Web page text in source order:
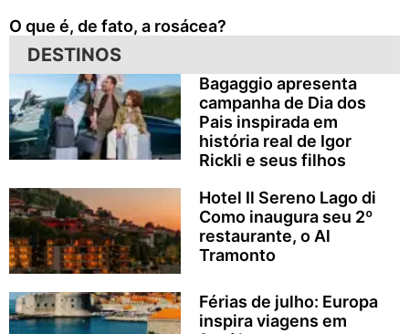
O que é, de fato, a rosácea?
DESTINOS
Bagaggio apresenta
campanha de Dia dos
Pais inspirada em
história real de Igor
Rickli e seus filhos
Hotel Il Sereno Lago di
Como inaugura seu 2º
restaurante, o Al
Tramonto
Férias de julho: Europa
inspira viagens em